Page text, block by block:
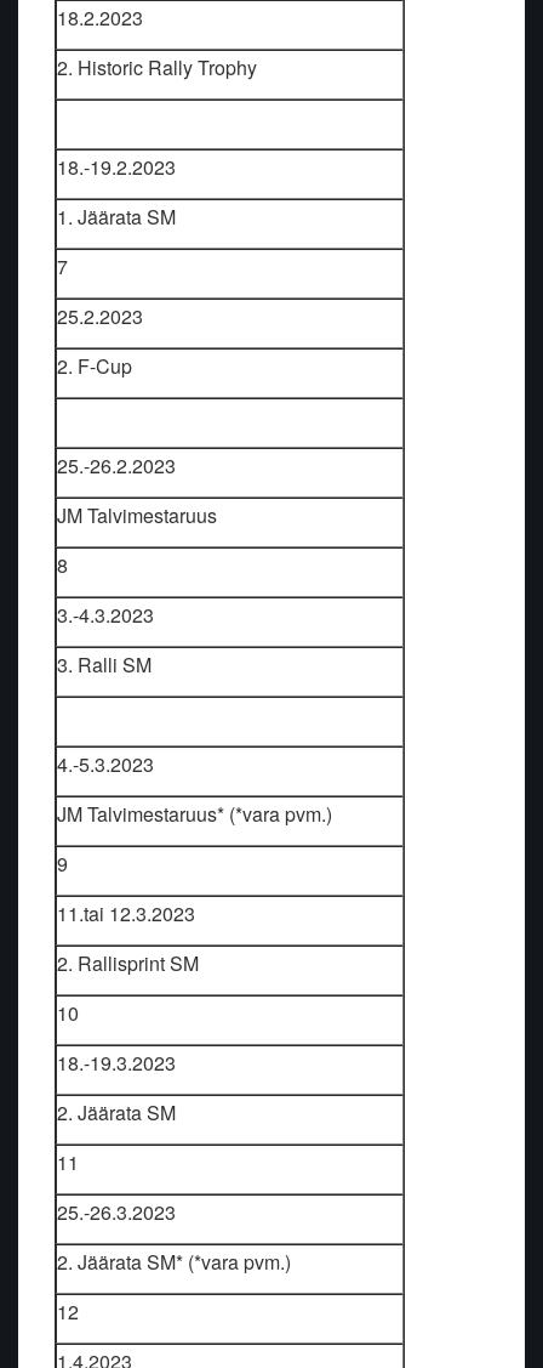
18.2.2023
2. Historic Rally Trophy
18.-19.2.2023
1. Jäärata SM
7
25.2.2023
2. F-Cup
25.-26.2.2023
JM Talvimestaruus
8
3.-4.3.2023
3. Ralli SM
4.-5.3.2023
JM Talvimestaruus* (*vara pvm.)
9
11.tai 12.3.2023
2. Rallisprint SM
10
18.-19.3.2023
2. Jäärata SM
11
25.-26.3.2023
2. Jäärata SM* (*vara pvm.)
12
1.4.2023